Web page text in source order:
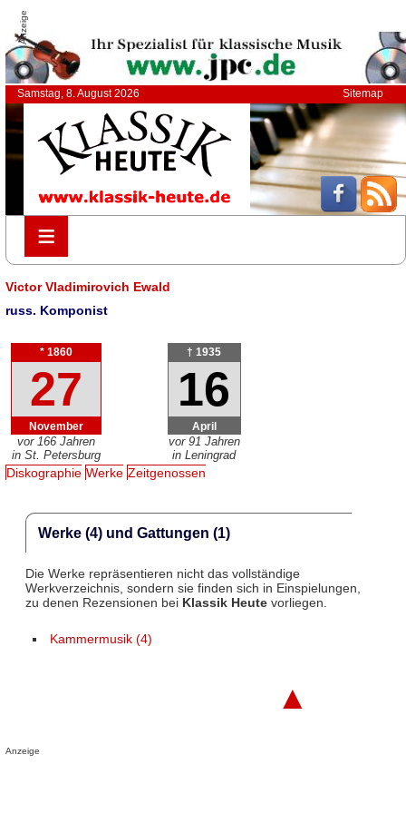
Anzeige
Samstag, 8. August 2026 Sitemap
≡
≡
Victor Vladimirovich Ewald
russ. Komponist
* 1860
27
November
vor 166 Jahren
in St. Petersburg
† 1935
16
April
vor 91 Jahren
in Leningrad
Diskographie Werke Zeitgenossen
Werke (4) und Gattungen (1)
Die Werke repräsentieren nicht das vollständige
Werkverzeichnis, sondern sie finden sich in Einspielungen,
zu denen Rezensionen bei Klassik Heutevorliegen.
Kammermusik (4)
▲
Anzeige